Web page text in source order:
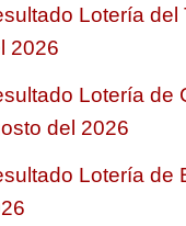
Lotería del
2026
Lotería de
del 2026
Lotería de